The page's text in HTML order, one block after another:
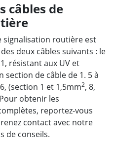
câbles de
signalisation routière est
deux câbles suivants : le
résistant aux UV et
de câble de 1. 5 à
(section 1 et 1,5mm2, 8,
obtenir les
reportez-vous
contact avec notre
de conseils.